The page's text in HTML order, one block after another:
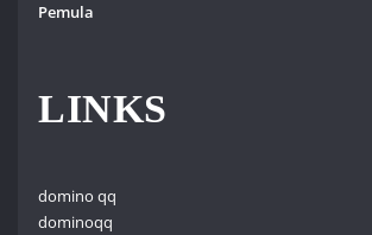
Pemula
LINKS
domino qq
dominoqq